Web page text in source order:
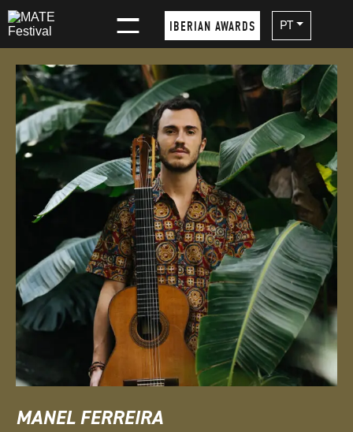
IBERIAN AWARDS PT
MANEL FERREIRA